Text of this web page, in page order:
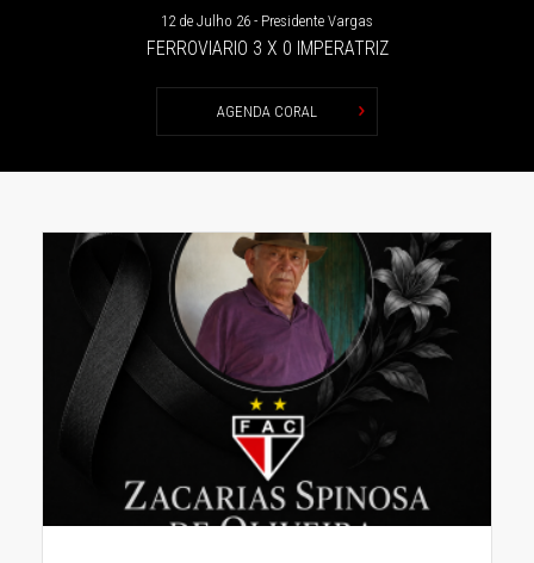
12 de Julho 26 - Presidente Vargas
FERROVIARIO 3 X 0 IMPERATRIZ
AGENDA CORAL